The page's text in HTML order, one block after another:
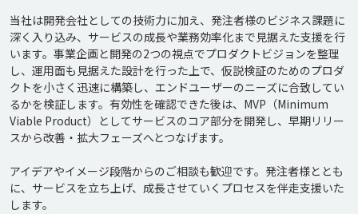
当社は開発会社としての技術力に加え、発注者様のビジネス課題に
深く入り込み、サービスの成長や業務効率化まで見据えた支援を行
います。事業企画と開発の2つの視点でプロダクトビジョンを整理
し、運用面も見据えた設計を行った上で、仮説検証のためのプロダ
クトを小さく迅速に構築し、エンドユーザーのニーズに合致してい
るかを検証します。有効性を確認できた後は、MVP（Minimum
Viable Product）としてサービスのコア部分を開発し、早期リリー
スから改善・拡大フェーズへとつなげます。
アイデアやイメージ段階からのご相談も歓迎です。発注者様ととも
に、サービスを立ち上げ、成長させていくプロセスを伴走支援いた